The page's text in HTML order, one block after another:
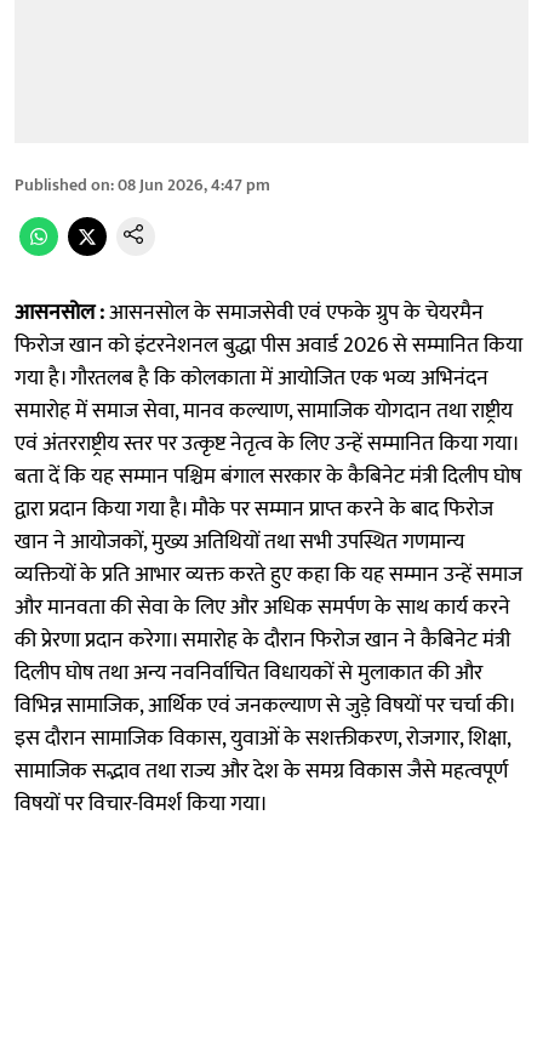
Published on:08 Jun 2026, 4:47 pm
आसनसोल :आसनसोल के समाजसेवी एवं एफके ग्रुप के चेयरमैन
फिरोज खान को इंटरनेशनल बुद्धा पीस अवार्ड 2026 से सम्मानित किया
गया है। गौरतलब है कि कोलकाता में आयोजित एक भव्य अभिनंदन
समारोह में समाज सेवा, मानव कल्याण, सामाजिक योगदान तथा राष्ट्रीय
एवं अंतरराष्ट्रीय स्तर पर उत्कृष्ट नेतृत्व के लिए उन्हें सम्मानित किया गया।
बता दें कि यह सम्मान पश्चिम बंगाल सरकार के कैबिनेट मंत्री दिलीप घोष
द्वारा प्रदान किया गया है। मौके पर सम्मान प्राप्त करने के बाद फिरोज
खान ने आयोजकों, मुख्य अतिथियों तथा सभी उपस्थित गणमान्य
व्यक्तियों के प्रति आभार व्यक्त करते हुए कहा कि यह सम्मान उन्हें समाज
और मानवता की सेवा के लिए और अधिक समर्पण के साथ कार्य करने
की प्रेरणा प्रदान करेगा। समारोह के दौरान फिरोज खान ने कैबिनेट मंत्री
दिलीप घोष तथा अन्य नवनिर्वाचित विधायकों से मुलाकात की और
विभिन्न सामाजिक, आर्थिक एवं जनकल्याण से जुड़े विषयों पर चर्चा की।
इस दौरान सामाजिक विकास, युवाओं के सशक्तीकरण, रोजगार, शिक्षा,
सामाजिक सद्भाव तथा राज्य और देश के समग्र विकास जैसे महत्वपूर्ण
विषयों पर विचार-विमर्श किया गया।